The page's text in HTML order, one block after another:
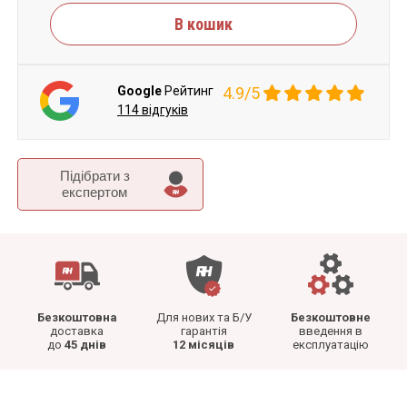
Підібрати з
експертом
Безкоштовна
доставка
до 45 днів
Для нових та Б/У
гарантія
12 місяців
Безкоштовне
введення в
експлуатацію
В кошик
Google Рейтинг 4.9/5
114 відгуків